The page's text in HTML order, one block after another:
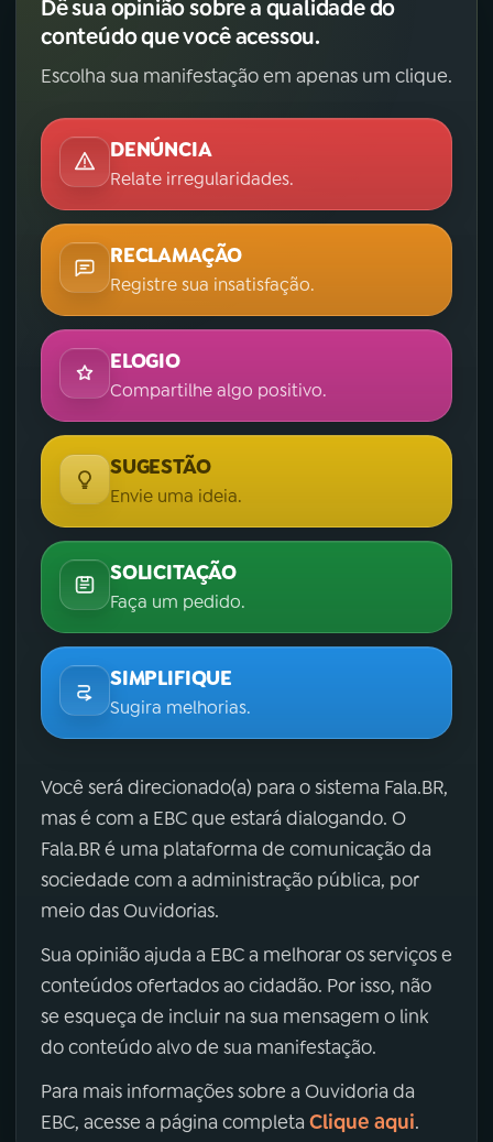
Dê sua opinião sobre a qualidade do
conteúdo que você acessou.
Escolha sua manifestação em apenas um clique.
DENÚNCIA
Relate irregularidades.
RECLAMAÇÃO
Registre sua insatisfação.
ELOGIO
Compartilhe algo positivo.
SUGESTÃO
Envie uma ideia.
SOLICITAÇÃO
Faça um pedido.
SIMPLIFIQUE
Sugira melhorias.
Você será direcionado(a) para o sistema Fala.BR,
mas é com a EBC que estará dialogando. O
Fala.BR é uma plataforma de comunicação da
sociedade com a administração pública, por
meio das Ouvidorias.
Sua opinião ajuda a EBC a melhorar os serviços e
conteúdos ofertados ao cidadão. Por isso, não
se esqueça de incluir na sua mensagem o link
do conteúdo alvo de sua manifestação.
Para mais informações sobre a Ouvidoria da
EBC, acesse a página completa Clique aqui.